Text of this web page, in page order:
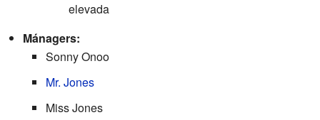
elevada
Mánagers:
Sonny Onoo
Mr. Jones
Miss Jones